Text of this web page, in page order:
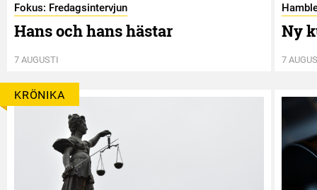
Fokus: Fredagsintervjun
Hans och hans hästar
7 AUGUSTI
Ny
7
KRÖNIKA